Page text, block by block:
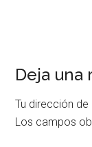
Deja una
Tu dirección
Los campos